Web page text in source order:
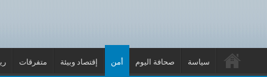
سياسة صحافة اليوم أمن إقتصاد وبيئة متفرقات